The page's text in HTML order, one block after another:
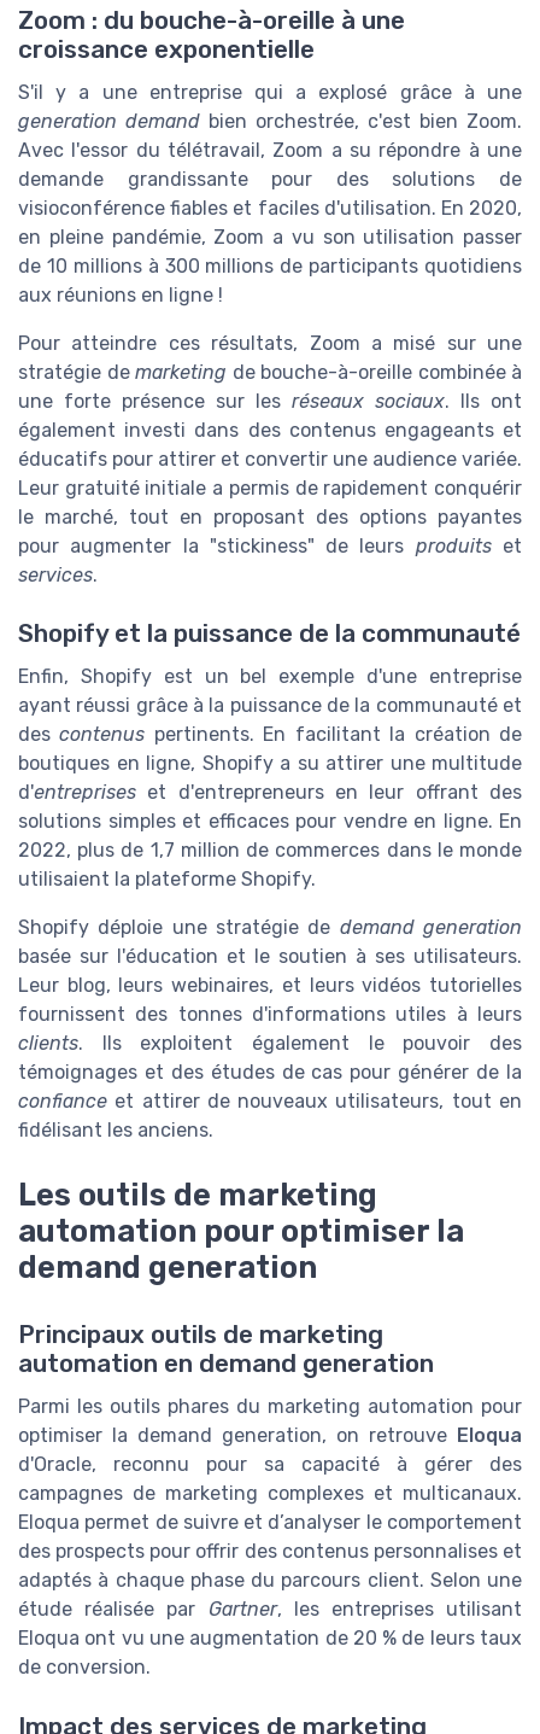
Zoom : du bouche-à-oreille à une
croissance exponentielle
S'il y a une entreprise qui a explosé grâce à une
generation demand bien orchestrée, c'est bien Zoom.
Avec l'essor du télétravail, Zoom a su répondre à une
demande grandissante pour des solutions de
visioconférence fiables et faciles d'utilisation. En 2020,
en pleine pandémie, Zoom a vu son utilisation passer
de 10 millions à 300 millions de participants quotidiens
aux réunions en ligne !
Pour atteindre ces résultats, Zoom a misé sur une
stratégie de marketing de bouche-à-oreille combinée à
une forte présence sur les réseaux sociaux. Ils ont
également investi dans des contenus engageants et
éducatifs pour attirer et convertir une audience variée.
Leur gratuité initiale a permis de rapidement conquérir
le marché, tout en proposant des options payantes
pour augmenter la "stickiness" de leurs produitset
services.
Shopify et la puissance de la communauté
Enfin, Shopify est un bel exemple d'une entreprise
ayant réussi grâce à la puissance de la communauté et
descontenus pertinents. En facilitant la création de
boutiques en ligne, Shopify a su attirer une multitude
d'entreprises et d'entrepreneurs en leur offrant des
solutions simples et efficaces pour vendre en ligne. En
2022, plus de 1,7 million de commerces dans le monde
utilisaient la plateforme Shopify.
Shopify déploie une stratégie de demand generation
basée sur l'éducation et le soutien à ses utilisateurs.
Leur blog, leurs webinaires, et leurs vidéos tutorielles
fournissent des tonnes d'informations utiles à leurs
clients. Ils exploitent également le pouvoir des
témoignages et des études de cas pour générer de la
confiance et attirer de nouveaux utilisateurs, tout en
fidélisant les anciens.
Les outils de marketing
automation pour optimiser la
demand generation
Principaux outils de marketing
automation en demand generation
Parmi les outils phares du marketing automation pour
optimiser la demand generation, on retrouve Eloqua
d'Oracle, reconnu pour sa capacité à gérer des
campagnes de marketing complexes et multicanaux.
Eloqua permet de suivre et d’analyser le comportement
des prospects pour offrir des contenus personnalises et
adaptés à chaque phase du parcours client. Selon une
étude réalisée par Gartner, les entreprises utilisant
Eloqua ont vu une augmentation de 20 % de leurs taux
de conversion.
Impact des services de marketing